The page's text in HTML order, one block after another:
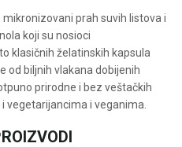
vezi online porudžbine
pišite nam:
customers@oazazdrav
lja.rs
ili pozovite:
+381631105804
prah suvih listova i
koji su nosioci
klasičnih želatinskih kapsula
od biljnih vlakana dobijenih
prirodne i bez veštačkih
vegetarijancima i veganima.